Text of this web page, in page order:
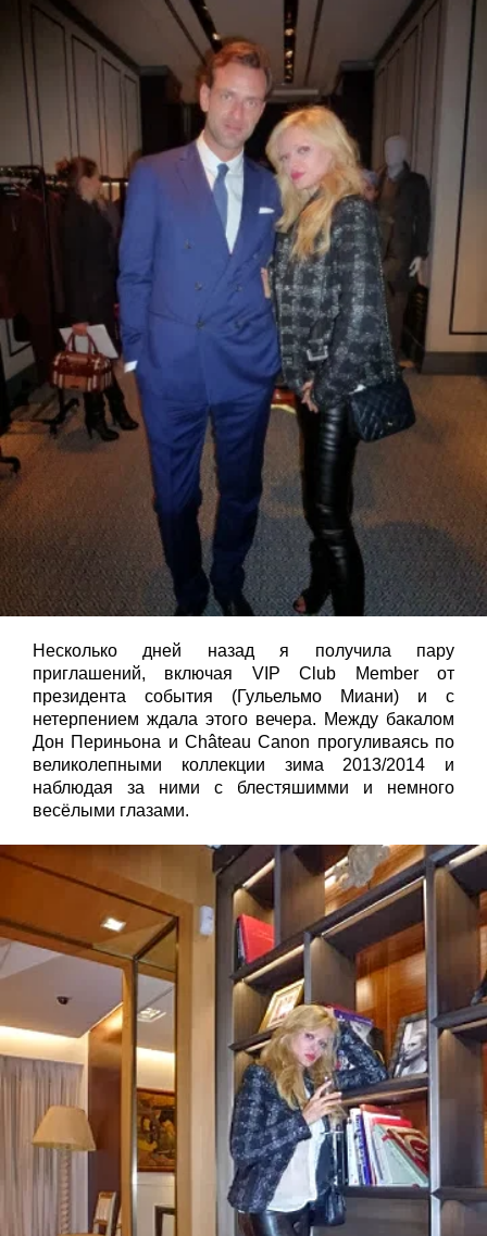
Несколько дней назад я получила пару
приглашений, включая VIP Club Memberот
президента события (Гульельмо Mиани) и с
нетерпением ждала этого вечера. Между бакалом
Дон Периньона иChâteau Canon прогуливаясь по
великолепными коллекции зима 2013/2014 и
наблюдая за ними с блестяшимми и немного
весёлыми глазами.